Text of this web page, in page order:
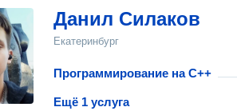
Данил Силаков
Екатеринбург
Программирование на C++
Ещё 1 услуга